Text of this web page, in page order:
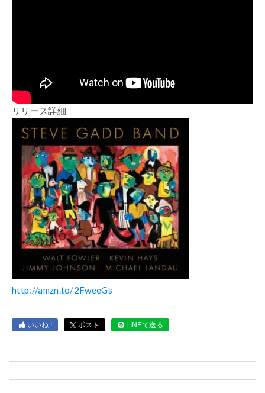
リリース詳細
http://amzn.to/2FweeGs
いいね ! ポスト LINEで送る